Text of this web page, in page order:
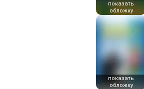
показать
обложку
показать
обложку